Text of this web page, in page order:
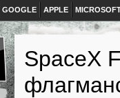
GOOGLE APPLE
SpaceX